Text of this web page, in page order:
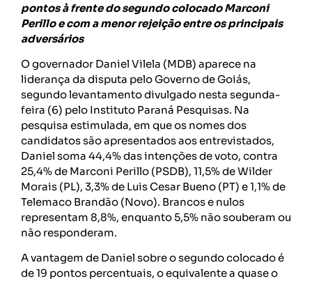
pontos à frente do segundo colocado Marconi
Perillo e com a menor rejeição entre os principais
adversários
O governador Daniel Vilela (MDB) aparece na
liderança da disputa pelo Governo de Goiás,
segundo levantamento divulgado nesta segunda-
feira (6) pelo Instituto Paraná Pesquisas. Na
pesquisa estimulada, em que os nomes dos
candidatos são apresentados aos entrevistados,
Daniel soma 44,4% das intenções de voto, contra
25,4% de Marconi Perillo (PSDB), 11,5% de Wilder
Morais (PL), 3,3% de Luis Cesar Bueno (PT) e 1,1% de
Telemaco Brandão (Novo). Brancos e nulos
representam 8,8%, enquanto 5,5% não souberam ou
não responderam.
A vantagem de Daniel sobre o segundo colocado é
de 19 pontos percentuais, o equivalente a quase o